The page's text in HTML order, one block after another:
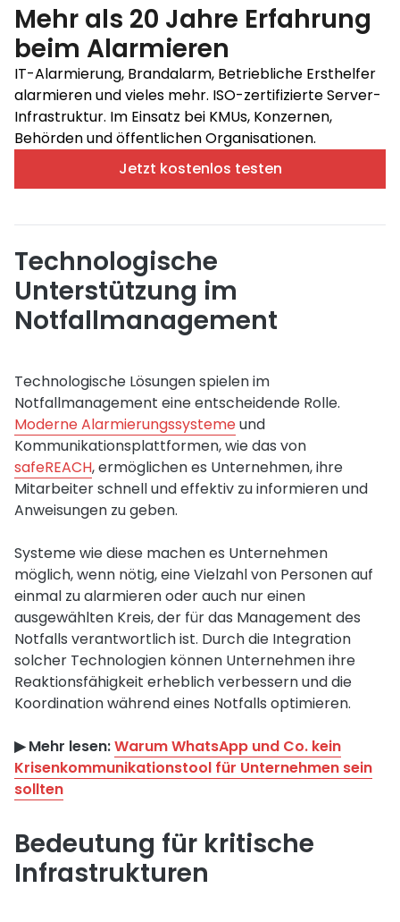
Mehr als 20 Jahre Erfahrung
beim Alarmieren
IT-Alarmierung, Brandalarm, Betriebliche Ersthelfer
alarmieren und vieles mehr. ISO-zertifizierte Server-
Infrastruktur. Im Einsatz bei KMUs, Konzernen,
Behörden und öffentlichen Organisationen.
Jetzt kostenlos testen
Technologische
Unterstützung im
Notfallmanagement
Technologische Lösungen spielen im
Notfallmanagement eine entscheidende Rolle.
Moderne Alarmierungssystemeund
Kommunikationsplattformen, wie das von
safeREACH, ermöglichen es Unternehmen, ihre
Mitarbeiter schnell und effektiv zu informieren und
Anweisungen zu geben.
Systeme wie diese machen es Unternehmen
möglich, wenn nötig, eine Vielzahl von Personen auf
einmal zu alarmieren oder auch nur einen
ausgewählten Kreis, der für das Management des
Notfalls verantwortlich ist. Durch die Integration
solcher Technologien können Unternehmen ihre
Reaktionsfähigkeit erheblich verbessern und die
Koordination während eines Notfalls optimieren.
▶︎ Mehr lesen:Warum WhatsApp und Co. kein
Krisenkommunikationstool für Unternehmen sein
sollten
Bedeutung für kritische
Infrastrukturen